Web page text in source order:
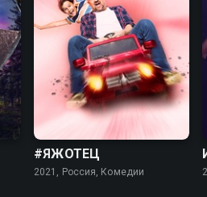
#ЯЖОТЕЦ
2021, Россия, Комедии